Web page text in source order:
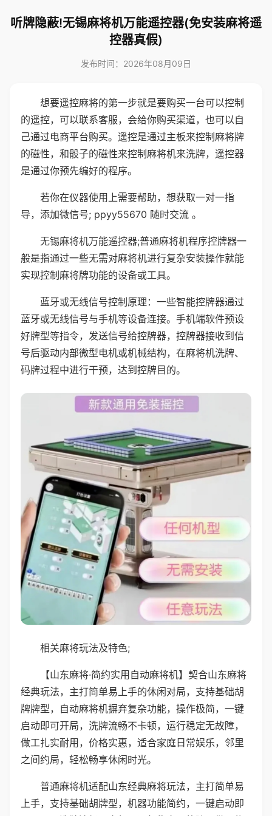
听牌隐蔽!无锡麻将机万能遥控器(免安装麻将遥
控器真假)
发布时间：2026年08月09日
想要遥控麻将的第一步就是要购买一台可以控制
的遥控，可以联系客服，会给你购买渠道，也可以自
己通过电商平台购买。遥控是通过主板来控制麻将牌
的磁性，和骰子的磁性来控制麻将机来洗牌，遥控器
是通过你预先编好的程序。
若你在仪器使用上需要帮助，想获取一对一指
导，添加微信号; ppyy55670 随时交流 。
无锡麻将机万能遥控器;普通麻将机程序控牌器一
般是指通过一些无需对麻将机进行复杂安装操作就能
实现控制麻将牌功能的设备或工具。
蓝牙或无线信号控制原理：一些智能控牌器通过
蓝牙或无线信号与手机等设备连接。手机端软件预设
好牌型等指令，发送信号给控牌器，控牌器接收到信
号后驱动内部微型电机或机械结构，在麻将机洗牌、
码牌过程中进行干预，达到控牌目的。
相关麻将玩法及特色;
【山东麻将·简约实用自动麻将机】契合山东麻将
经典玩法，主打简单易上手的休闲对局，支持基础胡
牌牌型，自动麻将机摒弃复杂功能，操作极简，一键
启动即可开局，洗牌流畅不卡顿，运行稳定无故障，
做工扎实耐用，价格实惠，适合家庭日常娱乐，邻里
之间约局，轻松畅享休闲时光。
普通麻将机适配山东经典麻将玩法，主打简单易
上手，支持基础胡牌型，机器功能简约，一键启动即